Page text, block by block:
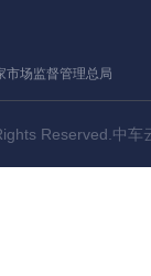
市场监督管理总局
Reserved.中